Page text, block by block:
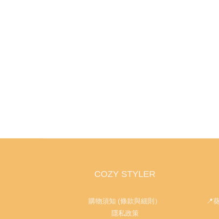
COZY STYLER
購物須知 (條款與細則）
隱私政策
📍